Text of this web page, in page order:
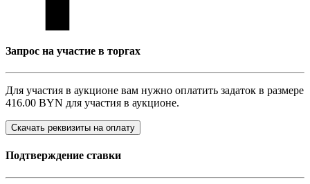
Запрос на участие в торгах
Для участия в аукционе вам нужно оплатить задаток в размере
416.00 BYN для участия в аукционе.
Скачать реквизиты на оплату
Подтверждение ставки